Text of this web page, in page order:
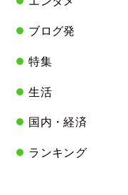
ブログ発
特集
生活
国内・経済
ランキング